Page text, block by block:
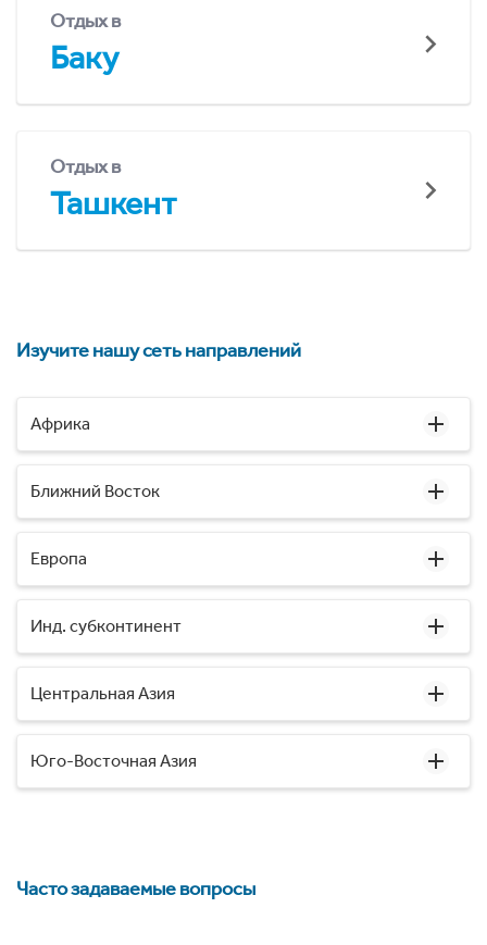
Отдых в
Баку
Отдых в
Ташкент
Изучите нашу сеть направлений
Африка
Ближний Восток
Европа
Инд. субконтинент
Центральная Азия
Юго-Восточная Азия
Часто задаваемые вопросы